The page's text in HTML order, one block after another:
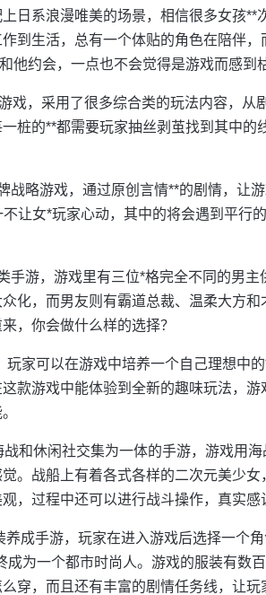
日系浪漫唯美的场景，相信很多女孩**
到生活，总有一个体贴的角色在陪伴，
他约会，一点也不会觉得是游戏而感到
戏，采用了很多综合类的玩法内容，从
桩的**都需要玩家抽丝剥茧找到其中的
战略游戏，通过原创言情**的剧情，让
让女*玩家心动，其中的将会遇到平行
手游，游戏里有三位*格完全不同的男主
化，而男友则有霸道总裁、温柔大方和
，你会做什么样的选择？
家可以在游戏中培养一个自己理想中
款游戏中能体验到全新的趣味玩法，游
和休闲社交集为一体的手游，游戏用
。战船上有着各式各样的二次元美少女
，过程中还可以进行战斗操作，真实感
成手游，玩家在进入游戏后选择一个
为一个都市时尚人。游戏的服装有数百
穿，而且还有丰富的剧情任务线，让